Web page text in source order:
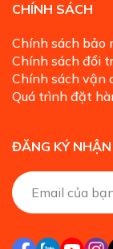
CHÍNH SÁCH
Chính sách bảo
Chính sách đổi
Chính sách vận
Quá trình đặt
ĐĂNG KÝ